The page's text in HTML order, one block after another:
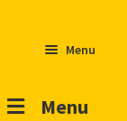
Menu
Menu